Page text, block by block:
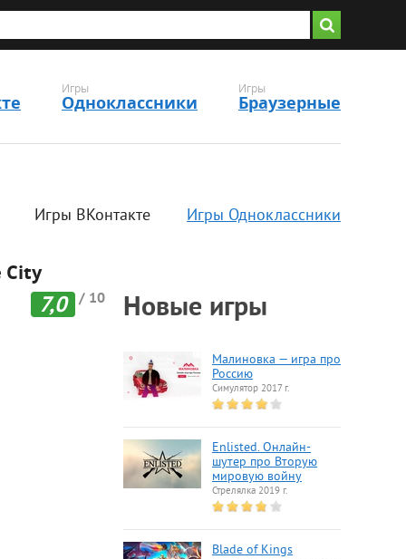
Игры
Одноклассники
Игры
Браузерные
Игры ВКонтакте Игры Одноклассники
City
7,0 / 10 Новые игры
Малиновка — игра про
Россию
Симулятор 2017 г.
Enlisted. Онлайн-
шутер про Вторую
мировую войну
Стрелялка 2019 г.
Blade of Kings